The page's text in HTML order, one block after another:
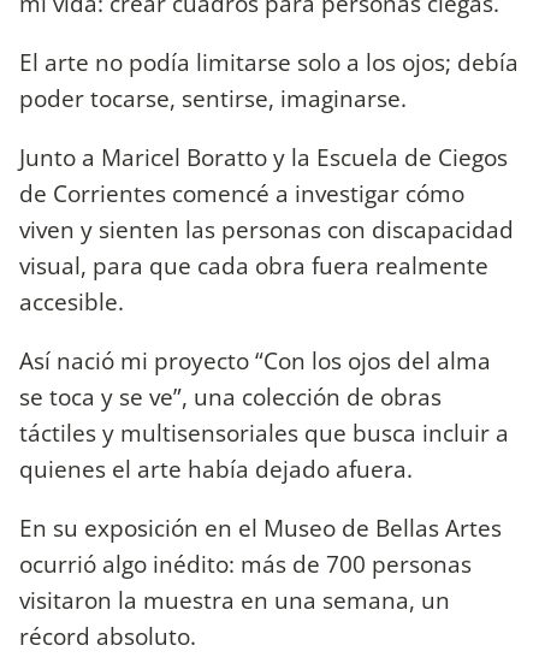
El arte no podía limitarse solo a los ojos; debía
poder tocarse, sentirse, imaginarse.
Junto a Maricel Boratto y la Escuela de Ciegos
de Corrientes comencé a investigar cómo
viven y sienten las personas con discapacidad
visual, para que cada obra fuera realmente
accesible.
Así nació mi proyecto “Con los ojos del alma
se toca y se ve”, una colección de obras
táctiles y multisensoriales que busca incluir a
quienes el arte había dejado afuera.
En su exposición en el Museo de Bellas Artes
ocurrió algo inédito: más de 700 personas
visitaron la muestra en una semana, un
récord absoluto.